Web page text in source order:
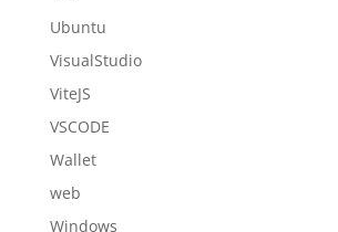
Ubuntu
VisualStudio
ViteJS
VSCODE
Wallet
web
Windows